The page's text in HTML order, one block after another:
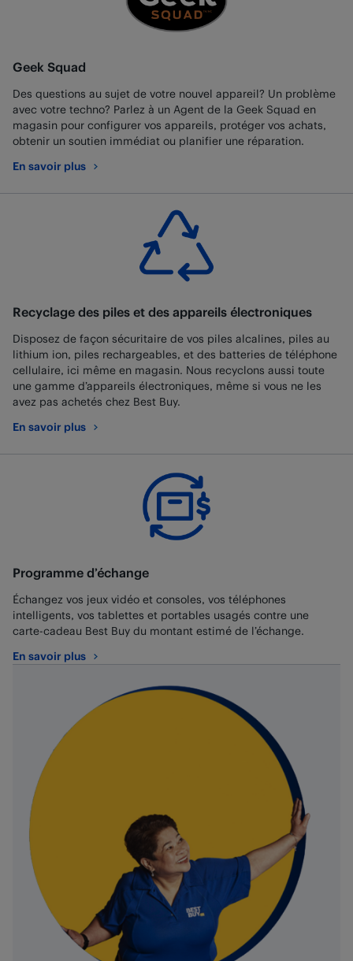
Geek Squad
Des questions au sujet de votre nouvel appareil? Un problème
avec votre techno? Parlez à un Agent de la Geek Squad en
magasin pour configurer vos appareils, protéger vos achats,
obtenir un soutien immédiat ou planifier une réparation.
En savoir plus
au sujet de Geek Squad
Recyclage des piles et des appareils électroniques
Disposez de façon sécuritaire de vos piles alcalines, piles au
lithium ion, piles rechargeables, et des batteries de téléphone
cellulaire, ici même en magasin. Nous recyclons aussi toute
une gamme d’appareils électroniques, même si vous ne les
avez pas achetés chez Best Buy.
En savoir plus
au sujet de Recyclage des piles et des appareils électroniques
Programme d’échange
Échangez vos jeux vidéo et consoles, vos téléphones
intelligents, vos tablettes et portables usagés contre une
carte-cadeau Best Buy du montant estimé de l’échange.
En savoir plus
au sujet de Programme d’échange